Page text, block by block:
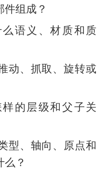
组成？
语义、材质和质
动、抓取、旋转或
的层级和父子关
型、轴向、原点和
？